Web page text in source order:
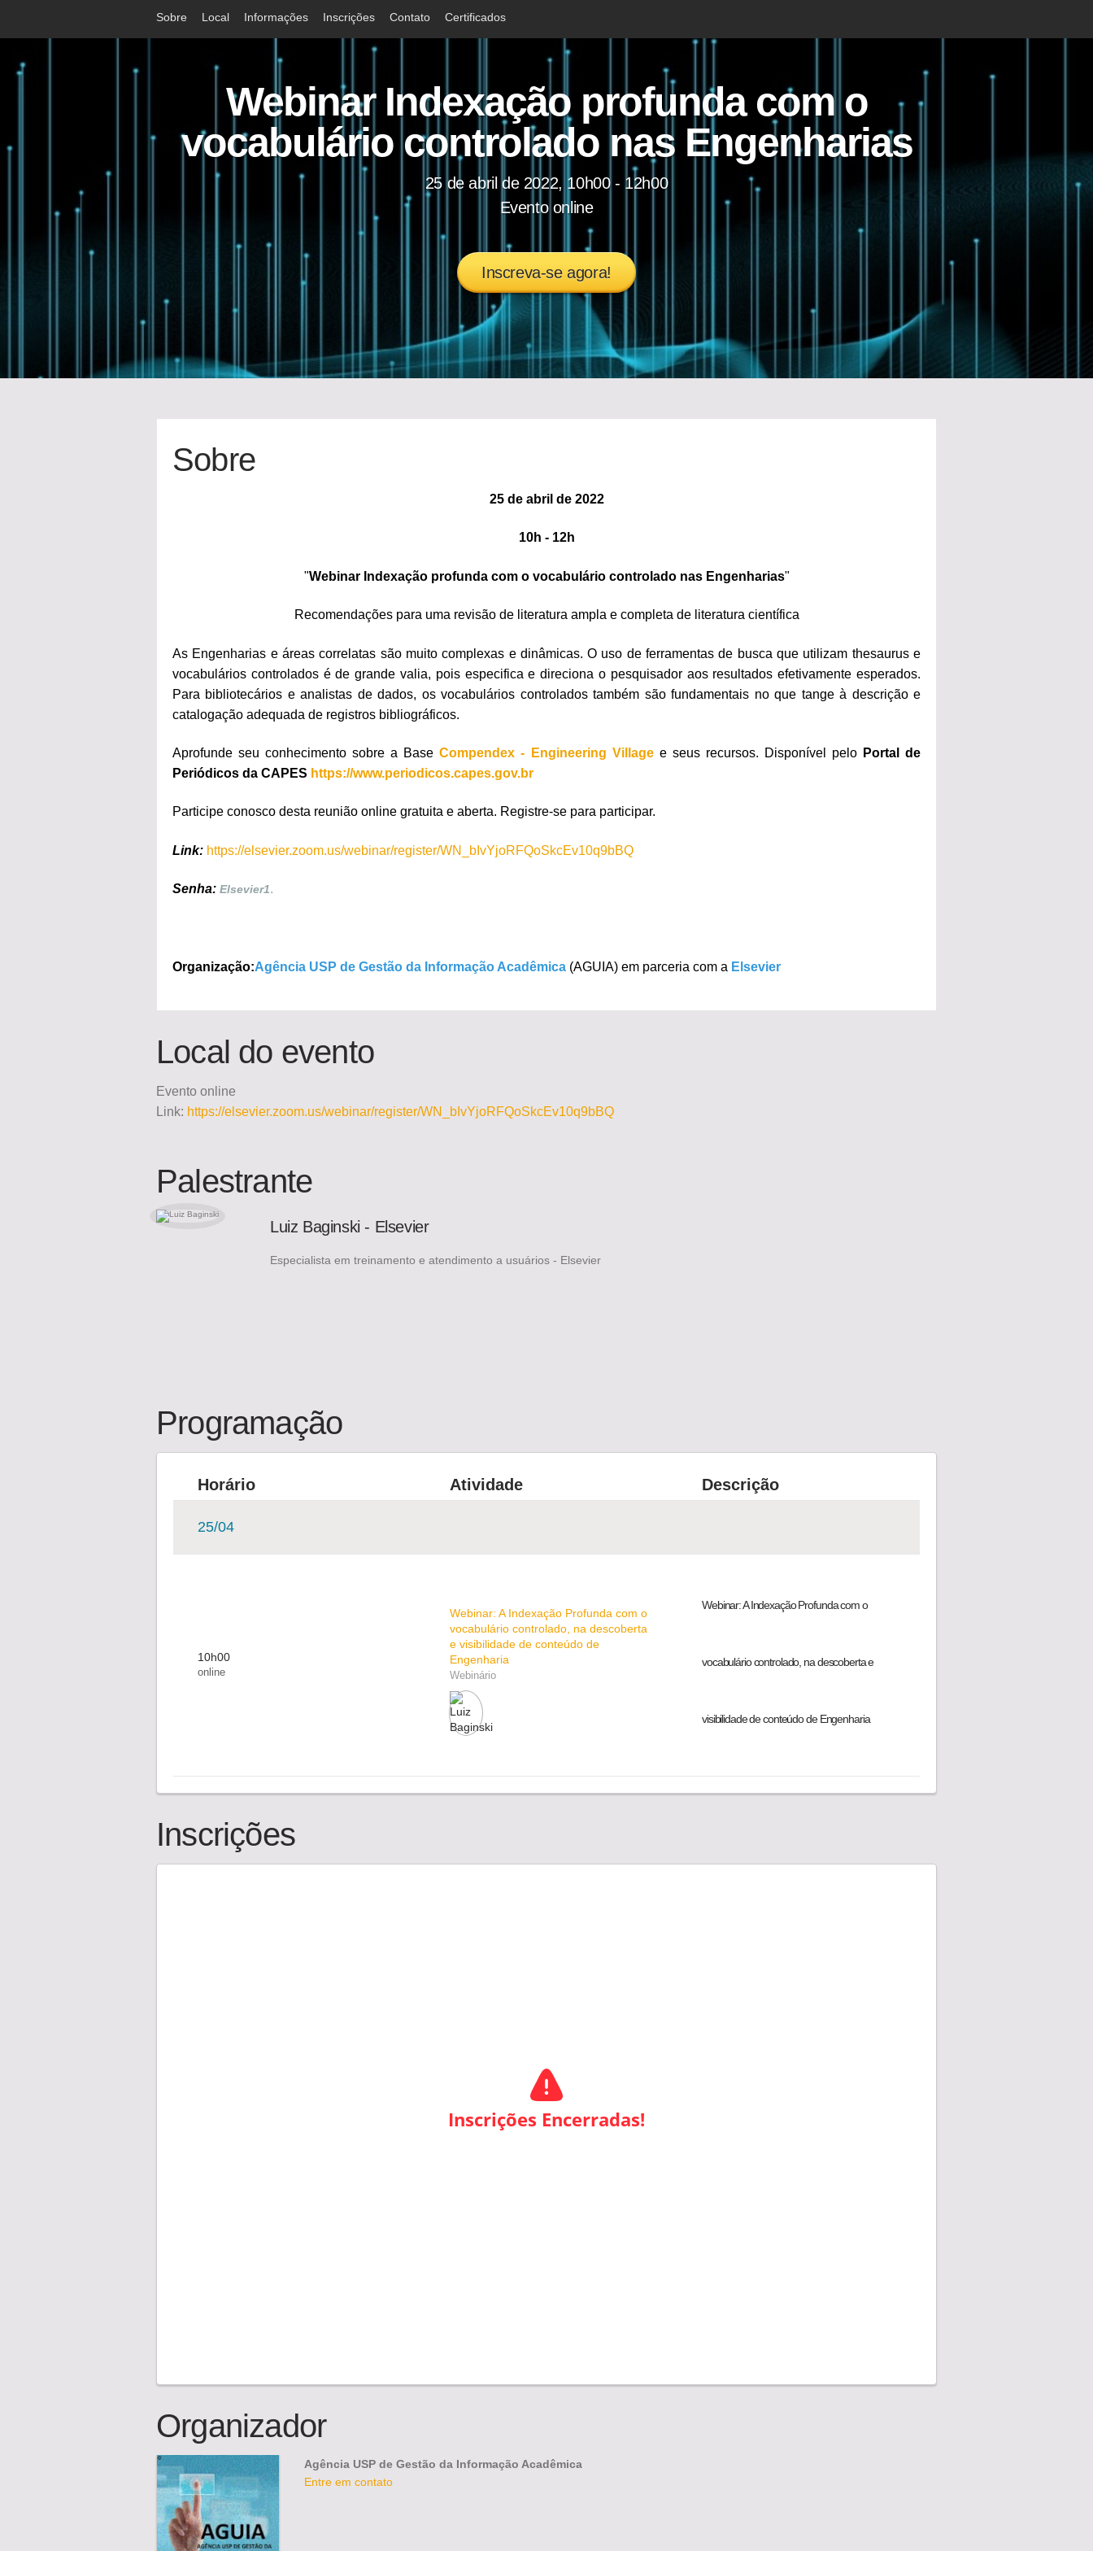
Sobre Local Informações Inscrições Contato Certificados
Webinar Indexação profunda com o
vocabulário controlado nas Engenharias
25 de abril de 2022, 10h00 - 12h00
Evento online
Inscreva-se agora!
Sobre
25 de abril de 2022
10h - 12h
"Webinar Indexação profunda com o vocabulário controlado nas Engenharias"
Recomendações para uma revisão de literatura ampla e completa de literatura científica
As Engenharias e áreas correlatas são muito complexas e dinâmicas. O uso de ferramentas de busca que utilizam thesaurus e
vocabulários controlados é de grande valia, pois especifica e direciona o pesquisador aos resultados efetivamente esperados.
Para bibliotecários e analistas de dados, os vocabulários controlados também são fundamentais no que tange à descrição e
catalogação adequada de registros bibliográficos.
Aprofunde seu conhecimento sobre a BaseCompendex - Engineering Villagee seus recursos. Disponível pelo Portal de
Periódicos da CAPES https://www.periodicos.capes.gov.br
Participe conosco desta reunião online gratuita e aberta. Registre-se para participar.
Link: https://elsevier.zoom.us/webinar/register/WN_bIvYjoRFQoSkcEv10q9bBQ
Senha: Elsevier1.
Organização:Agência USP de Gestão da Informação Acadêmica (AGUIA) em parceria com a Elsevier
Local do evento
Evento online
Link: https://elsevier.zoom.us/webinar/register/WN_bIvYjoRFQoSkcEv10q9bBQ
Palestrante
Luiz Baginski - Elsevier
Especialista em treinamento e atendimento a usuários - Elsevier
Programação
Horário Atividade Descrição
25/04
10h00
online
Webinar: A Indexação Profunda com o
vocabulário controlado, na descoberta
e visibilidade de conteúdo de
Engenharia
Webinário
Webinar: A Indexação Profunda com o
vocabulário controlado, na descoberta e
visibilidade de conteúdo de Engenharia
Inscrições
Organizador
Agência USP de Gestão da Informação Acadêmica
Entre em contato